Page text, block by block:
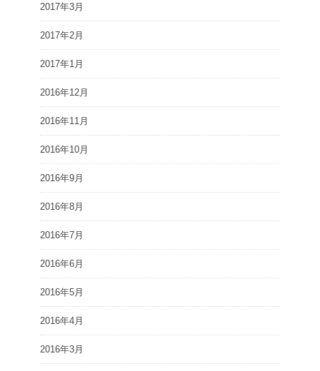
2017年3月
2017年2月
2017年1月
2016年12月
2016年11月
2016年10月
2016年9月
2016年8月
2016年7月
2016年6月
2016年5月
2016年4月
2016年3月